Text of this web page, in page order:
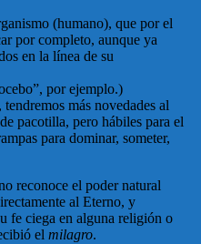
(humano), que por el
por completo, aunque ya
en la línea de su
por ejemplo.)
más novedades al
pacotilla, pero hábiles para el
para dominar, someter,
reconoce el poder natural
al Eterno, y
fe ciega en alguna religión o
el milagro.